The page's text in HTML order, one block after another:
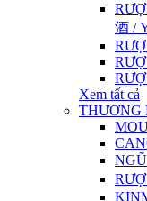
酒 /
Xem tất cả
THƯƠNG